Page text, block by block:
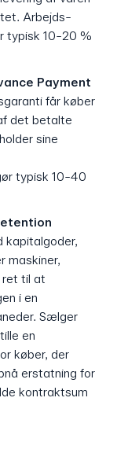
Arbejds-
typisk 10-20 %
Payment
får køber
det betalte
sine
typisk 10-40
kapitalgoder,
maskiner,
ret til at
i en
Sælger
en
køber, der
erstatning for
kontraktsum